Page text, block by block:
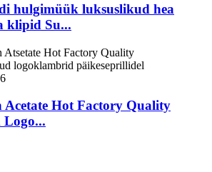
hulgimüük luksuslikud hea
klipid Su...
Acetate Hot Factory Quality
Logo...